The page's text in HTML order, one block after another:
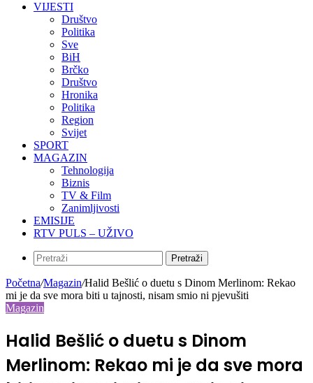
VIJESTI
Društvo
Politika
Sve
BiH
Brčko
Društvo
Hronika
Politika
Region
Svijet
SPORT
MAGAZIN
Tehnologija
Biznis
TV & Film
Zanimljivosti
EMISIJE
RTV PULS – UŽIVO
Pretraži
Početna/Magazin/Halid Bešlić o duetu s Dinom Merlinom: Rekao
mi je da sve mora biti u tajnosti, nisam smio ni pjevušiti
Magazin
Halid Bešlić o duetu s Dinom
Merlinom: Rekao mi je da sve mora